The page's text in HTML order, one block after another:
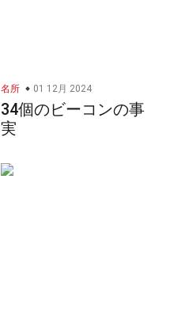
名所 01 12月 2024
34個のビーコンの事
実